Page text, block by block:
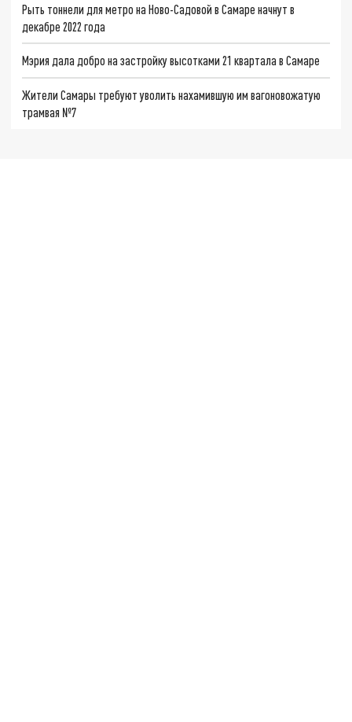
Рыть тоннели для метро на Ново-Садовой в Самаре начнут в
декабре 2022 года
Мэрия дала добро на застройку высотками 21 квартала в Самаре
Жители Самары требуют уволить нахамившую им вагоновожатую
трамвая №7